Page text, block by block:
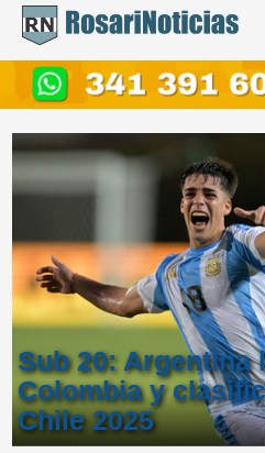
Sub 20: Argentina
Colombia y
Chile 2025